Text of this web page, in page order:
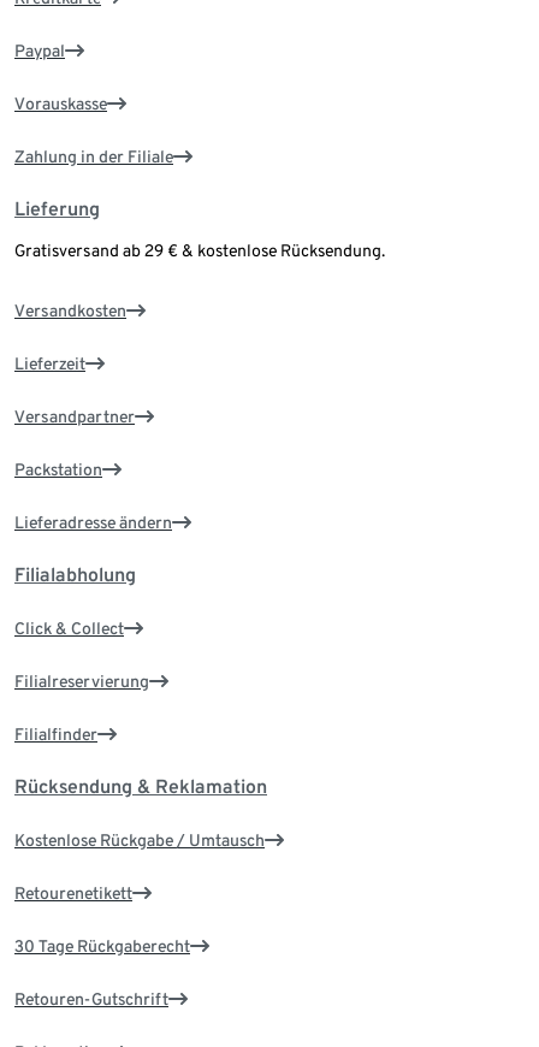
Paypal
Vorauskasse
Zahlung in der Filiale
Lieferung
Gratisversand ab 29 € & kostenlose Rücksendung.
Versandkosten
Lieferzeit
Versandpartner
Packstation
Lieferadresse ändern
Filialabholung
Click & Collect
Filialreservierung
Filialfinder
Rücksendung & Reklamation
Kostenlose Rückgabe / Umtausch
Retourenetikett
30 Tage Rückgaberecht
Retouren-Gutschrift